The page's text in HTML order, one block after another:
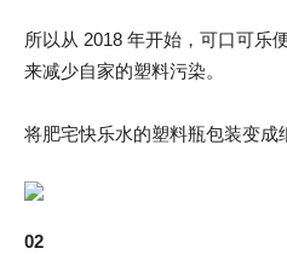
所以从 2018 年开始，可口可乐
来减少自家的塑料污染。
将肥宅快乐水的塑料瓶包装变成
02